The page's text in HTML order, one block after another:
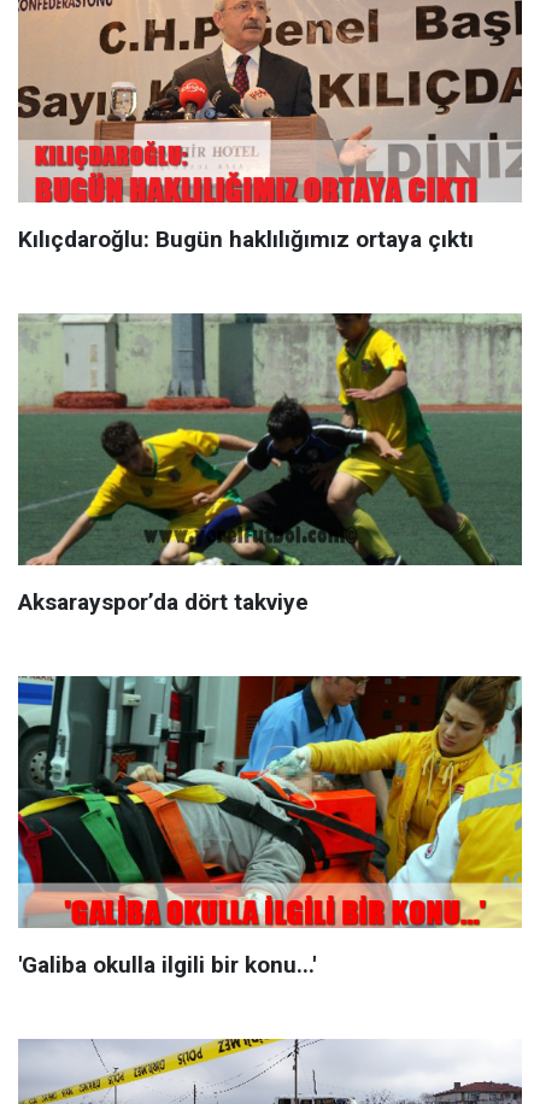
Kılıçdaroğlu: Bugün haklılığımız ortaya çıktı
Aksarayspor’da dört takviye
'Galiba okulla ilgili bir konu...'